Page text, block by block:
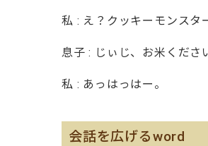
私 : え？クッキーモンスタ
息子 : じぃじ、お米くださ
私 : あっはっはー。
会話を広げるword